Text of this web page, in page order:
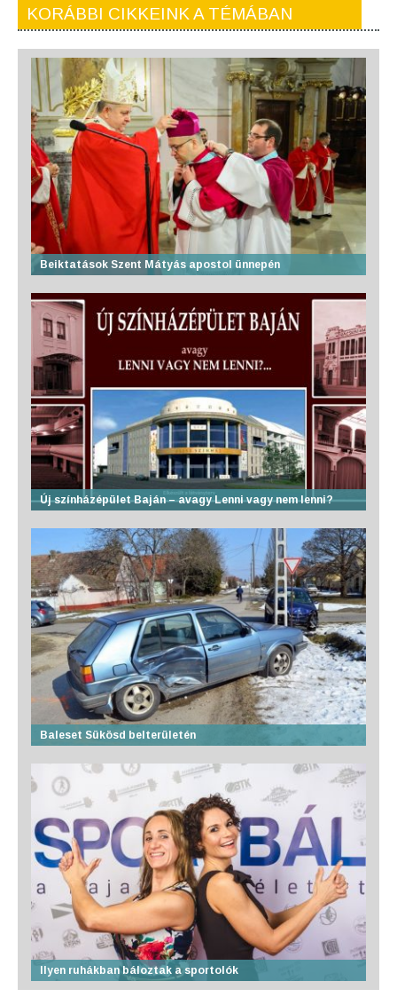
KORÁBBI CIKKEINK A TÉMÁBAN
Beiktatások Szent Mátyás apostol ünnepén
Új színházépület Baján – avagy Lenni vagy nem lenni?
Baleset Sükösd belterületén
Ilyen ruhákban báloztak a sportolók